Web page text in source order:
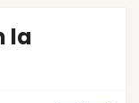
la